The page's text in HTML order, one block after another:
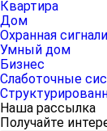
Квартира
Дом
Охранная
Умный дом
Бизнес
Слаботочные
Наша рассылка
Получайте